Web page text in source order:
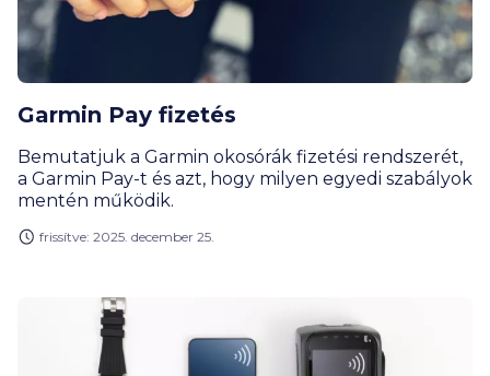
Garmin Pay fizetés
Bemutatjuk a Garmin okosórák fizetési rendszerét,
a Garmin Pay-t és azt, hogy milyen egyedi szabályok
mentén működik.
frissítve: 2025. december 25.